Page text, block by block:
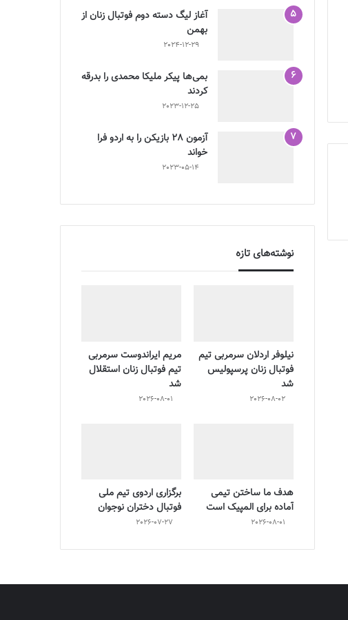
آغاز لیگ دسته دوم فوتبال زنان از
بهمن
2024-12-29
بمی‌ها پیکر ملیکا محمدی را بدرقه
کردند
2023-12-25
آزمون 28 بازیکن را به اردو فرا
خواند
2023-05-14
نوشته‌های تازه
نیلوفر اردلان سرمربی تیم
فوتبال زنان پرسپولیس
شد
2026-08-02
مریم ایراندوست سرمربی
تیم فوتبال زنان استقلال
شد
2026-08-01
هدف ما ساختن تیمی
آماده برای المپیک است
2026-08-01
برگزاری اردوی تیم ملی
فوتبال دختران نوجوان
2026-07-27